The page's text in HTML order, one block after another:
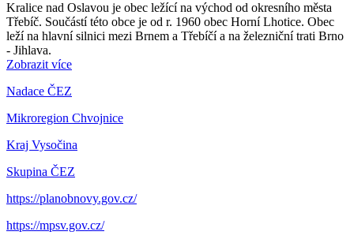
Kralice nad Oslavou je obec ležící na východ od okresního města
Třebíč. Součástí této obce je od r. 1960 obec Horní Lhotice. Obec
leží na hlavní silnici mezi Brnem a Třebíčí a na železniční trati Brno
- Jihlava.
Zobrazit více
Nadace ČEZ
Mikroregion Chvojnice
Kraj Vysočina
Skupina ČEZ
https://planobnovy.gov.cz/
https://mpsv.gov.cz/